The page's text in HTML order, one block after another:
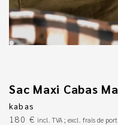
kabas
180 € incl. TVA ; excl. frais de port